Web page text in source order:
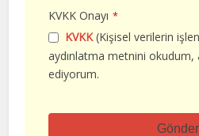
KVKK Onayı *
KVKK(Kişisel verilerin
aydınlatma metnini okudum,
ediyorum.
Gönder